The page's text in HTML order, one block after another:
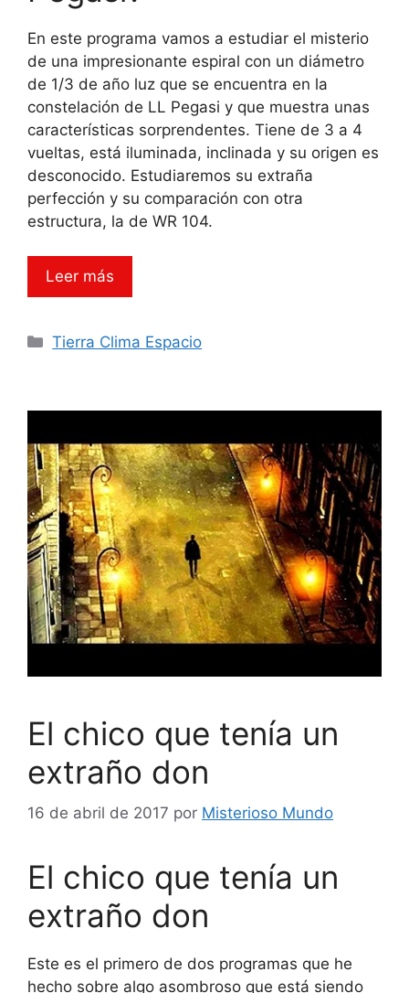
En este programa vamos a estudiar el misterio
de una impresionante espiral con un diámetro
de 1/3 de año luz que se encuentra en la
constelación de LL Pegasi y que muestra unas
características sorprendentes. Tiene de 3 a 4
vueltas, está iluminada, inclinada y su origen es
desconocido. Estudiaremos su extraña
perfección y su comparación con otra
estructura, la de WR 104.
Leer más
Categorías
Tierra Clima Espacio
El chico que tenía un
extraño don
16 de abril de 2017 por Misterioso Mundo
El chico que tenía un
extraño don
Este es el primero de dos programas que he
hecho sobre algo asombroso que está siendo